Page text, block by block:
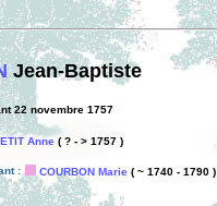
Jean-Baptiste
22 novembre 1757
Anne ( ? - > 1757 )
: COURBON Marie ( ~ 1740 - 1790 )